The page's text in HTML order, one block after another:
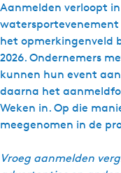
Aanmelden verloopt
watersportevenement
het opmerkingenveld
2026. Ondernemers
kunnen hun event
daarna het
Weken in. Op die
meegenomen in de
Vroeg aanmelden